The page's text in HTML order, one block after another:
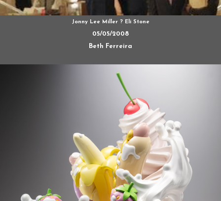
Jonny Lee Miller ? Eli Stone
05/05/2008
Beth Ferreira